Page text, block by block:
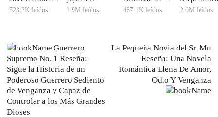
Señor, ¿le
pareja en el
523.2K leídos
1.9M leídos
millonaria
467.1K leídos
del ex-esposo
2.0M leídos
Guerrero
Supremo No. 1 Reseña:
Sigue la Historia de un
Poderoso Guerrero Sediento
de Venganza y Capaz de
Controlar a los Más Grandes
Dioses
La Pequeña Novia del Sr. Mu
Reseña: Una Novela
Romántica Llena De Amor,
Odio Y Venganza